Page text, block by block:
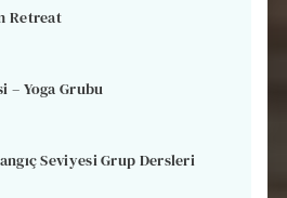
Retreat
– Yoga Grubu
Seviyesi Grup Dersleri